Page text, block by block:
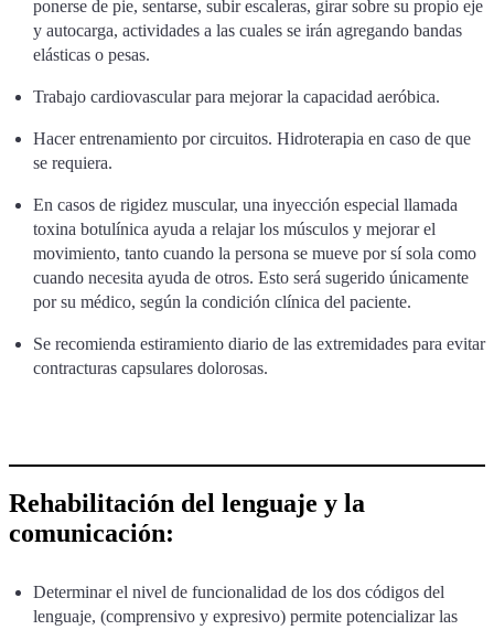
ponerse de pie, sentarse, subir escaleras, girar sobre su propio eje
y autocarga, actividades a las cuales se irán agregando bandas
elásticas o pesas.
Trabajo cardiovascular para mejorar la capacidad aeróbica.
Hacer entrenamiento por circuitos. Hidroterapia en caso de que
se requiera.
En casos de rigidez muscular, una inyección especial llamada
toxina botulínica ayuda a relajar los músculos y mejorar el
movimiento, tanto cuando la persona se mueve por sí sola como
cuando necesita ayuda de otros. Esto será sugerido únicamente
por su médico, según la condición clínica del paciente.
Se recomienda estiramiento diario de las extremidades para evitar
contracturas capsulares dolorosas.
Rehabilitación del lenguaje y la
comunicación:
Determinar el nivel de funcionalidad de los dos códigos del
lenguaje, (comprensivo y expresivo) permite potencializar las